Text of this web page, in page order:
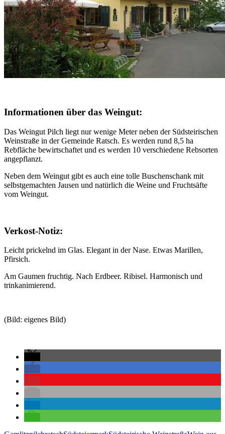
Informationen über das Weingut:
Das Weingut Pilch liegt nur wenige Meter neben der Südsteirischen
Weinstraße in der Gemeinde Ratsch. Es werden rund 8,5 ha
Rebfläche bewirtschaftet und es werden 10 verschiedene Rebsorten
angepflanzt.
Neben dem Weingut gibt es auch eine tolle Buschenschank mit
selbstgemachten Jausen und natürlich die Weine und Fruchtsäfte
vom Weingut.
Verkost-Notiz:
Leicht prickelnd im Glas. Elegant in der Nase. Etwas Marillen,
Pfirsich.
Am Gaumen fruchtig. Nach Erdbeer. Ribisel. Harmonisch und
trinkanimierend.
(Bild: eigenes Bild)